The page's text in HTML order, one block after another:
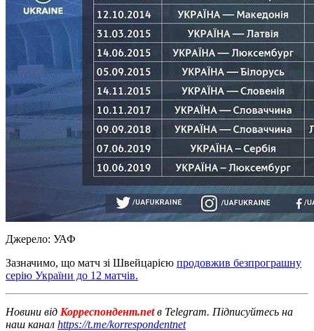
Джерело: УАФ
Зазначимо, що матч зі Швейцарією продовжив безпрограшну
серію України до 12 матчів.
Новини від Корреспондент.netв Telegram. Підписуйтесь на
наш канал https://t.me/korrespondentnet